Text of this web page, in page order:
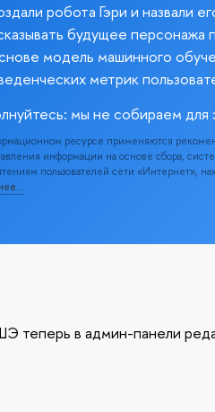
робота Гэри и назвали
будущее персонажа
модель машинного
метрик
мы не собираем для
ресурсе применяются
информации на основе сбора,
пользователей сети «Интернет»,
теперь в админ-панели